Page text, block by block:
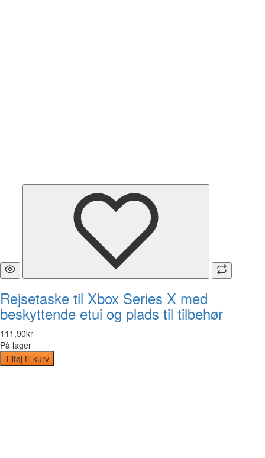
Rejsetaske til Xbox Series X med
beskyttende etui og plads til tilbehør
111 ,90kr
På lager
Tilføj til kurv